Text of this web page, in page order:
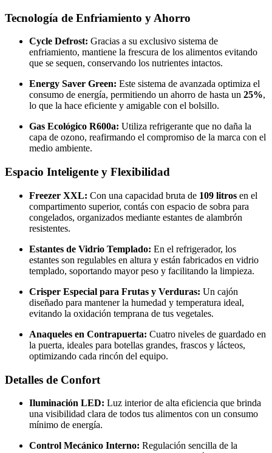
Tecnología de Enfriamiento y Ahorro
Cycle Defrost: Gracias a su exclusivo sistema de
enfriamiento, mantiene la frescura de los alimentos evitando
que se sequen, conservando los nutrientes intactos.
Energy Saver Green: Este sistema de avanzada optimiza el
consumo de energía, permitiendo un ahorro de hasta un 25%,
lo que la hace eficiente y amigable con el bolsillo.
Gas Ecológico R600a: Utiliza refrigerante que no daña la
capa de ozono, reafirmando el compromiso de la marca con el
medio ambiente.
Espacio Inteligente y Flexibilidad
Freezer XXL: Con una capacidad bruta de 109 litros en el
compartimento superior, contás con espacio de sobra para
congelados, organizados mediante estantes de alambrón
resistentes.
Estantes de Vidrio Templado: En el refrigerador, los
estantes son regulables en altura y están fabricados en vidrio
templado, soportando mayor peso y facilitando la limpieza.
Crisper Especial para Frutas y Verduras: Un cajón
diseñado para mantener la humedad y temperatura ideal,
evitando la oxidación temprana de tus vegetales.
Anaqueles en Contrapuerta: Cuatro niveles de guardado en
la puerta, ideales para botellas grandes, frascos y lácteos,
optimizando cada rincón del equipo.
Detalles de Confort
Iluminación LED: Luz interior de alta eficiencia que brinda
una visibilidad clara de todos tus alimentos con un consumo
mínimo de energía.
Control Mecánico Interno: Regulación sencilla de la